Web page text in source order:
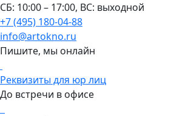
СБ: 10:00 – 17:00, ВС: выходной
+7 (495) 180-04-88
info@artokno.ru
Пишите, мы онлайн
Реквизиты для юр лиц
До встречи в офисе